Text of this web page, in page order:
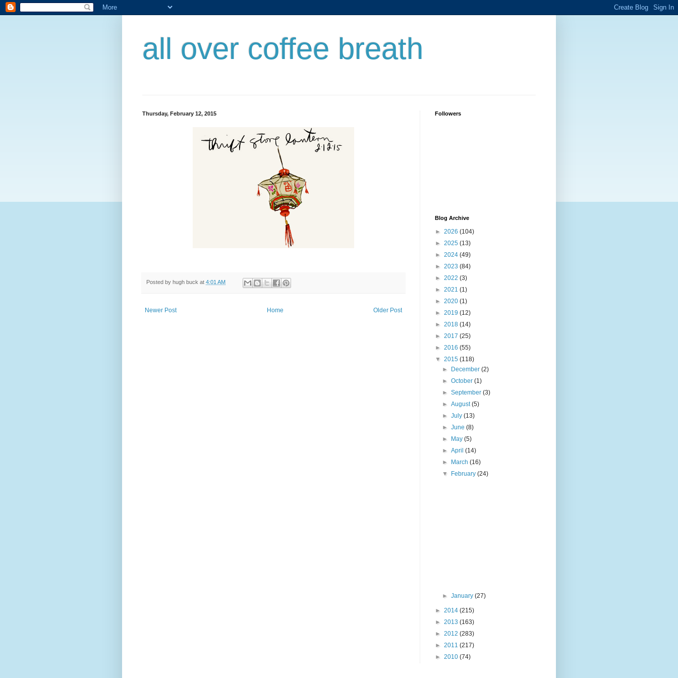
all over coffee breath
Thursday, February 12, 2015
Posted by hugh buck at 4:01 AM
Newer Post Older Post
Home
Followers
Blog Archive
► 2026 (104)
► 2025 (13)
► 2024 (49)
► 2023 (84)
► 2022 (3)
► 2021 (1)
► 2020 (1)
► 2019 (12)
► 2018 (14)
► 2017 (25)
► 2016 (55)
▼ 2015 (118)
►
December(2)
►October(1)
►September(3)
►August(5)
►July(13)
►June(8)
►
May(5)
►April(14)
►
March(16)
▼
February(24)
►January(27)
► 2014 (215)
► 2013 (163)
► 2012 (283)
► 2011 (217)
► 2010 (74)